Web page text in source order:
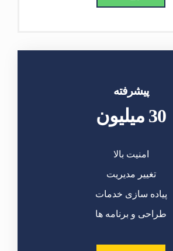
پیشرفته
30 میلیون
امنیت بالا
تغییر مدیریت
پیاده سازی خدمات
طراحی و برنامه ها